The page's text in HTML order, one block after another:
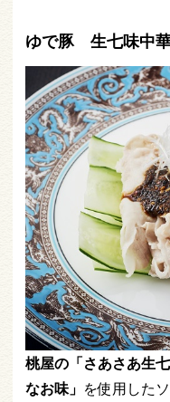
ゆで豚 生七味中
桃屋の「さあさあ生
なお味」 を使用した